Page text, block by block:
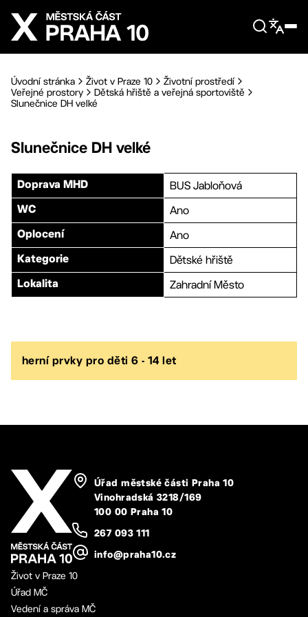
Přejít na hlavní obsah
Úvodní stránka Život v Praze 10
Životní prostředí
Veřejné prostory
Dětská hřiště a veřejná sportoviště
Slunečnice DH velké
Slunečnice DH velké
Doprava MHD BUS Jabloňová
WC Ano
Oplocení Ano
Kategorie Dětské hřiště
Lokalita Zahradní Město
herní prvky pro děti 6 - 14 let
Úřad městské části Praha 10
Vinohradská 3218/169
100 00 Praha 10
267 093 111
info@praha10.cz
Život v Praze 10
Úřad MČ
Vedení a správa MČ